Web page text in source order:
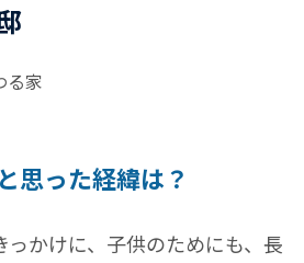
る家
思った経緯は？
かけに、子供のためにも、長